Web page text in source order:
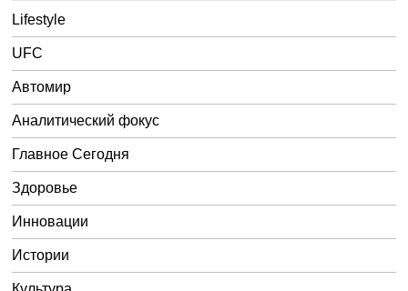
Lifestyle
UFC
Автомир
Аналитический фокус
Главное Сегодня
Здоровье
Инновации
Истории